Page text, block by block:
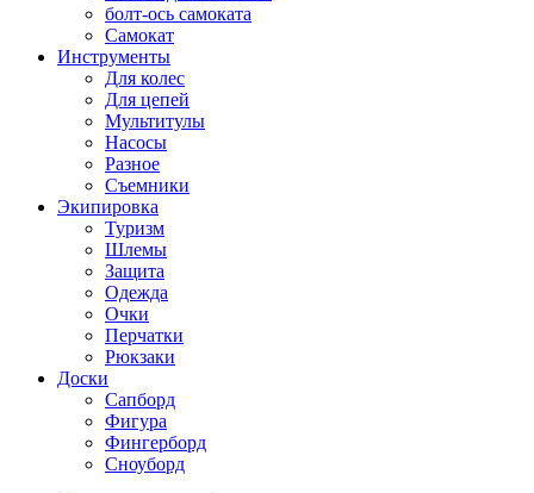
болт-ось самоката
Самокат
Инструменты
Для колес
Для цепей
Мультитулы
Насосы
Разное
Съемники
Экипировка
Туризм
Шлемы
Защита
Одежда
Очки
Перчатки
Рюкзаки
Доски
Сапборд
Фигура
Фингерборд
Сноуборд